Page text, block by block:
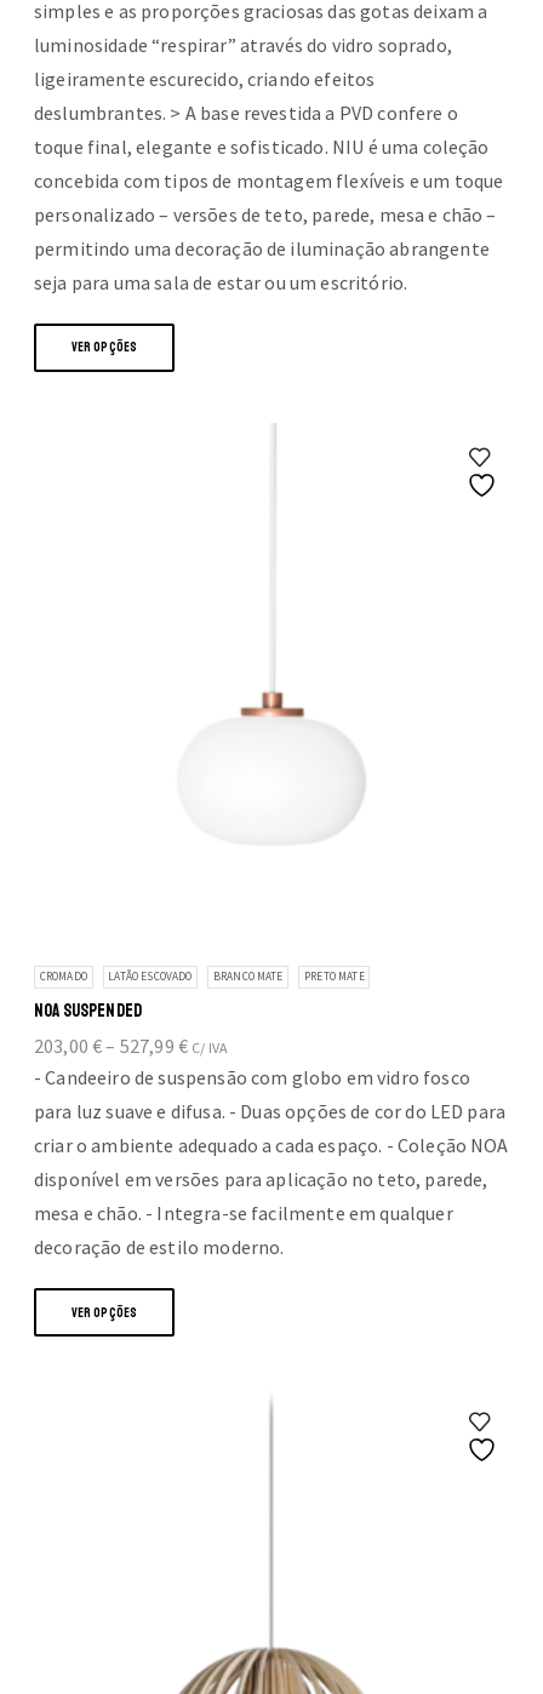
simples e as proporções graciosas das gotas deixam a
luminosidade “respirar” através do vidro soprado,
ligeiramente escurecido, criando efeitos
deslumbrantes. > A base revestida a PVD confere o
toque final, elegante e sofisticado. NIU é uma coleção
concebida com tipos de montagem flexíveis e um toque
personalizado – versões de teto, parede, mesa e chão –
permitindo uma decoração de iluminação abrangente
seja para uma sala de estar ou um escritório.
VER OPÇÕES
product
CROMADO LATÃO ESCOVADO BRANCO MATE PRETO MATE
NOA SUSPENDED
203,00€– 527,99 €Price
range:
203,00 €
527,99 €
C/ IVA
- Candeeiro de suspensão com globo em vidro fosco
para luz suave e difusa. - Duas opções de cor do LED para
criar o ambiente adequado a cada espaço. - Coleção NOA
disponível em versões para aplicação no teto, parede,
mesa e chão. - Integra-se facilmente em qualquer
decoração de estilo moderno.
VER OPÇÕES
product
product
page